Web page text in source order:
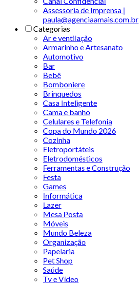
Assessoria de Imprensa |
paula@agenciaamais.com.br
Categorias
Ar e ventilação
Armarinho e Artesanato
Automotivo
Bar
Bebê
Bomboniere
Brinquedos
Casa Inteligente
Cama e banho
Celulares e Telefonia
Copa do Mundo 2026
Cozinha
Eletroportáteis
Eletrodomésticos
Ferramentas e Construção
Festa
Games
Informática
Lazer
Mesa Posta
Móveis
Mundo Beleza
Organização
Papelaria
Pet Shop
Saúde
Tv e Vídeo